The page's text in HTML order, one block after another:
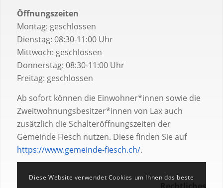
Öffnungszeiten
Montag: geschlossen
Dienstag: 08:30-11:00 Uhr
Mittwoch: geschlossen
Donnerstag: 08:30-11:00 Uhr
Freitag: geschlossen
Ab sofort können die Einwohner*innen sowie die
Zweitwohnungsbesitzer*innen von Lax auch
zusätzlich die Schalteröffnungszeiten der
Gemeinde Fiesch nutzen. Diese finden Sie auf
https://www.gemeinde-fiesch.ch/.
Diese Website verwendet Cookies um Ihnen das beste